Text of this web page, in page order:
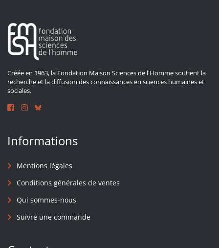
Créée en 1963, la Fondation Maison Sciences de l'Homme soutient la
recherche et la diffusion des connaissances en sciences humaines et
sociales.
Informations
Mentions légales
Conditions générales de ventes
Qui sommes-nous
Suivre une commande